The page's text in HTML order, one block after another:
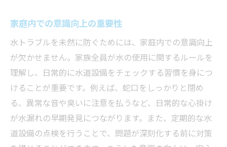
家庭内での意識向上の重要性
水トラブルを未然に防ぐためには、家庭内での意識向上
が欠かせません。家族全員が水の使用に関するルールを
理解し、日常的に水道設備をチェックする習慣を身につ
けることが重要です。例えば、蛇口をしっかりと閉め
る、異常な音や臭いに注意を払うなど、日常的な心掛け
が水漏れの早期発見につながります。また、定期的な水
道設備の点検を行うことで、問題が深刻化する前に対策